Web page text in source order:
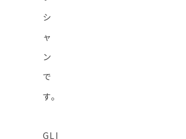
シ
ャ
ン
で
す。
GLI